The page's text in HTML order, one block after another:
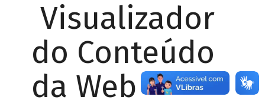
Visualizador
do Conteúdo
da Web